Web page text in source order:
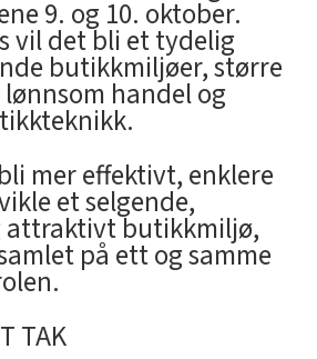
9. og 10. oktober.
vil det bli et tydelig
butikkmiljøer, større
handel og
mer effektivt, enklere
et selgende,
attraktivt butikkmiljø,
på ett og samme
TAK